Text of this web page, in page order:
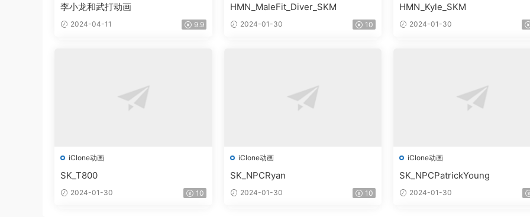
李小龙和武打动画
2024-04-11 9.9
HMN_MaleFit_Diver_SKM
2024-01-30 10
HMN_Kyle_SKM
2024-01-30
iClone动画
SK_T800
2024-01-30 10
iClone动画
SK_NPCRyan
2024-01-30 10
iClone动画
SK_NPCPatrickYoung
2024-01-30